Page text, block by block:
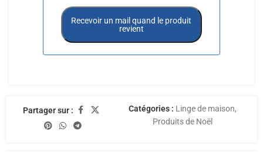
Recevoir un mail quand le produit
revient
Partager sur : Catégories : Linge de maison,
Produits de Noël